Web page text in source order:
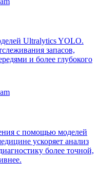
Ultralytics YOLO.
запасов,
и более глубокого
с помощью моделей
ускоряет анализ
более точной,